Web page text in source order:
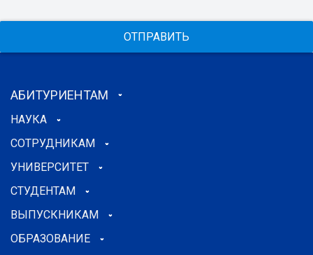
ОТПРАВИТЬ
АБИТУРИЕНТАМ
НАУКА
СОТРУДНИКАМ
УНИВЕРСИТЕТ
СТУДЕНТАМ
ВЫПУСКНИКАМ
ОБРАЗОВАНИЕ